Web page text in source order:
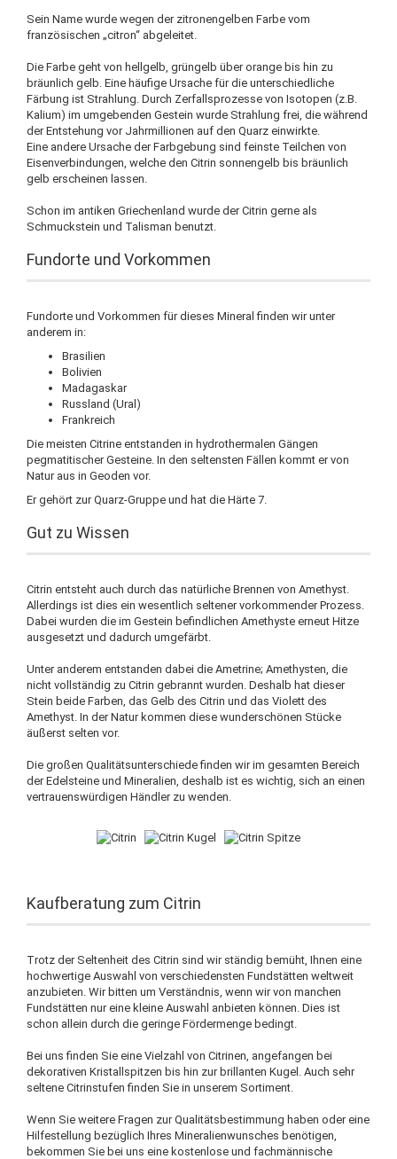
Sein Name wurde wegen der zitronengelben Farbe vom
französischen „citron“ abgeleitet.
Die Farbe geht von hellgelb, grüngelb über orange bis hin zu
bräunlich gelb. Eine häufige Ursache für die unterschiedliche
Färbung ist Strahlung. Durch Zerfallsprozesse von Isotopen (z.B.
Kalium) im umgebenden Gestein wurde Strahlung frei, die während
der Entstehung vor Jahrmillionen auf den Quarz einwirkte.
Eine andere Ursache der Farbgebung sind feinste Teilchen von
Eisenverbindungen, welche den Citrin sonnengelb bis bräunlich
gelb erscheinen lassen.
Schon im antiken Griechenland wurde der Citrin gerne als
Schmuckstein und Talisman benutzt.
Fundorte und Vorkommen
Fundorte und Vorkommen für dieses Mineral finden wir unter
anderem in:
Brasilien
Bolivien
Madagaskar
Russland (Ural)
Frankreich
Die meisten Citrine entstanden in hydrothermalen Gängen
pegmatitischer Gesteine. In den seltensten Fällen kommt er von
Natur aus in Geoden vor.
Er gehört zur Quarz-Gruppe und hat die Härte 7.
Gut zu Wissen
Citrin entsteht auch durch das natürliche Brennen von Amethyst.
Allerdings ist dies ein wesentlich seltener vorkommender Prozess.
Dabei wurden die im Gestein befindlichen Amethyste erneut Hitze
ausgesetzt und dadurch umgefärbt.
Unter anderem entstanden dabei die Ametrine; Amethysten, die
nicht vollständig zu Citrin gebrannt wurden. Deshalb hat dieser
Stein beide Farben, das Gelb des Citrin und das Violett des
Amethyst. In der Natur kommen diese wunderschönen Stücke
äußerst selten vor.
Die großen Qualitätsunterschiede finden wir im gesamten Bereich
der Edelsteine und Mineralien, deshalb ist es wichtig, sich an einen
vertrauenswürdigen Händler zu wenden.
Kaufberatung zum Citrin
Trotz der Seltenheit des Citrin sind wir ständig bemüht, Ihnen eine
hochwertige Auswahl von verschiedensten Fundstätten weltweit
anzubieten. Wir bitten um Verständnis, wenn wir von manchen
Fundstätten nur eine kleine Auswahl anbieten können. Dies ist
schon allein durch die geringe Fördermenge bedingt.
Bei uns finden Sie eine Vielzahl von Citrinen, angefangen bei
dekorativen Kristallspitzen bis hin zur brillanten Kugel. Auch sehr
seltene Citrinstufen finden Sie in unserem Sortiment.
Wenn Sie weitere Fragen zur Qualitätsbestimmung haben oder eine
Hilfestellung bezüglich Ihres Mineralienwunsches benötigen,
bekommen Sie bei uns eine kostenlose und fachmännische